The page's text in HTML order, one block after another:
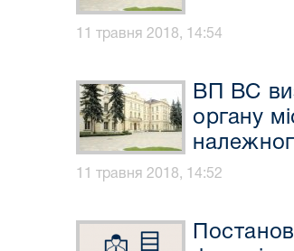
11 травня 2018, 14:54
ВП ВС
органу
11 травня 2018, 14:52